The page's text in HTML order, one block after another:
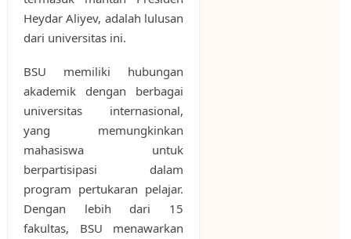
Heydar Aliyev, adalah lulusan
dari universitas ini.
BSU memiliki hubungan
akademik dengan berbagai
universitas internasional,
yang memungkinkan
mahasiswa untuk
berpartisipasi dalam
program pertukaran pelajar.
Dengan lebih dari 15
fakultas, BSU menawarkan